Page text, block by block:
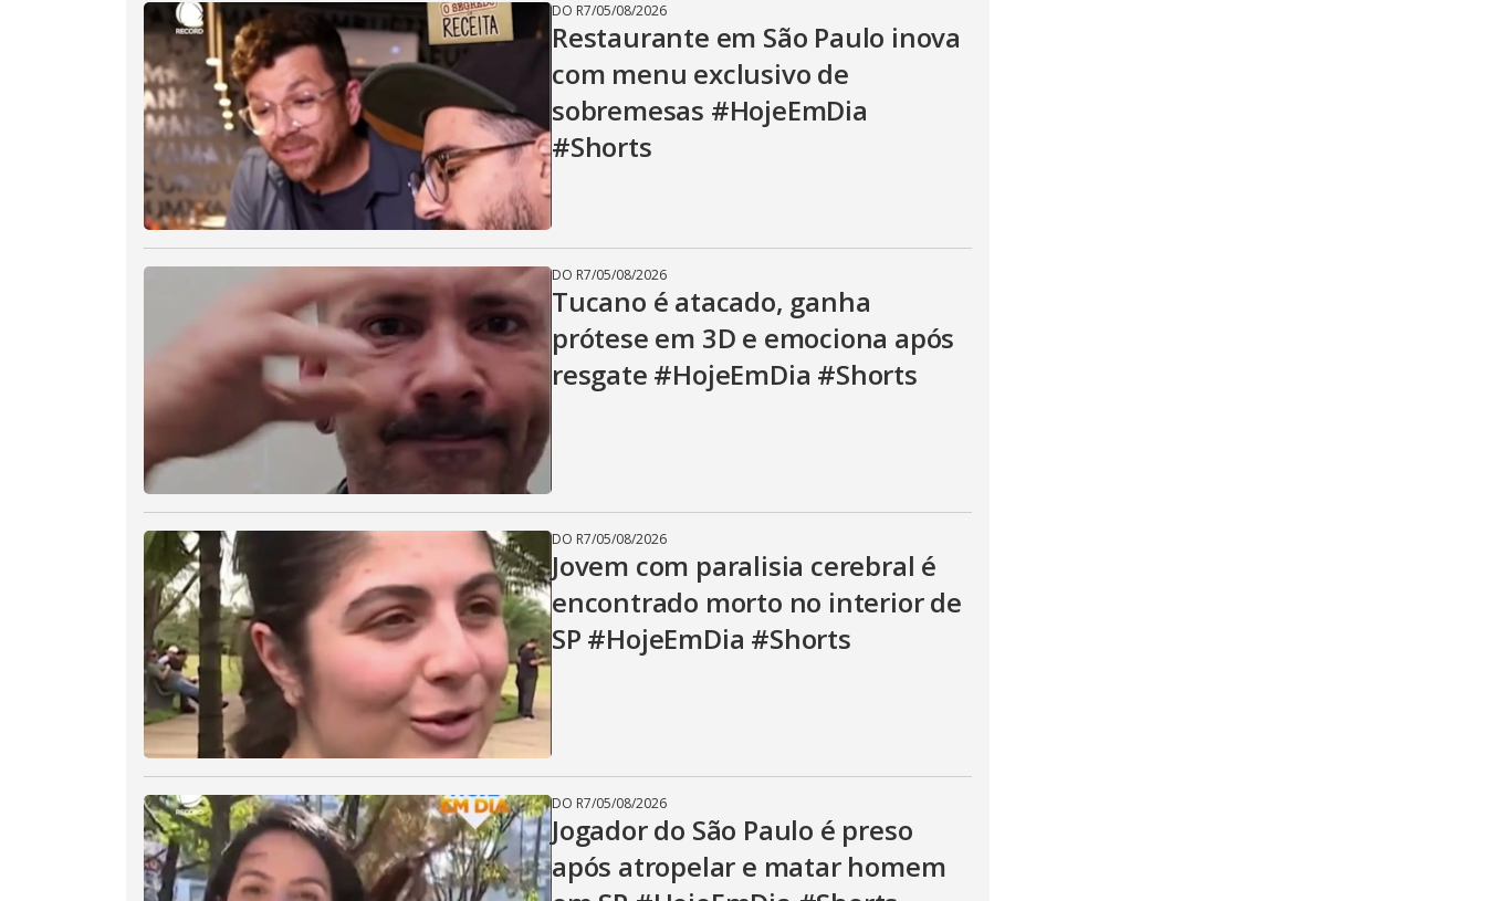
DO R7/05/08/2026
Restaurante em São Paulo inova
com menu exclusivo de
sobremesas #HojeEmDia
#Shorts
DO R7/05/08/2026
Tucano é atacado, ganha
prótese em 3D e emociona após
resgate #HojeEmDia #Shorts
DO R7/05/08/2026
Jovem com paralisia cerebral é
encontrado morto no interior de
SP #HojeEmDia #Shorts
DO R7/05/08/2026
Jogador do São Paulo é preso
após atropelar e matar homem